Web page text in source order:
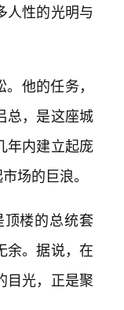
人性的光明与
他的任务，
总，是这座城
年内建立起庞
场的巨浪。
顶楼的总统套
余。据说，在
目光，正是聚